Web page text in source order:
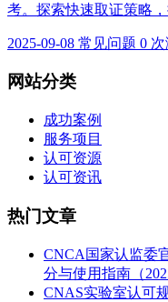
考。探索快速取证策略
2025-09-08 常见问题 0
网站分类
成功案例
服务项目
认可资源
认可资讯
热门文章
CNCA国家认监委
分与使用指南（
CNAS实验室认可